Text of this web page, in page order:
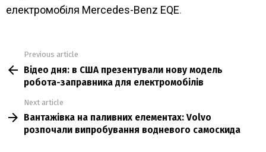
електромобіля Mercedes-Benz EQE.
more
Previous article
Відео дня: в США презентували нову модель
робота-заправника для електромобілів
Next article
Вантажівка на паливних елементах: Volvo
розпочали випробування водневого самоскида